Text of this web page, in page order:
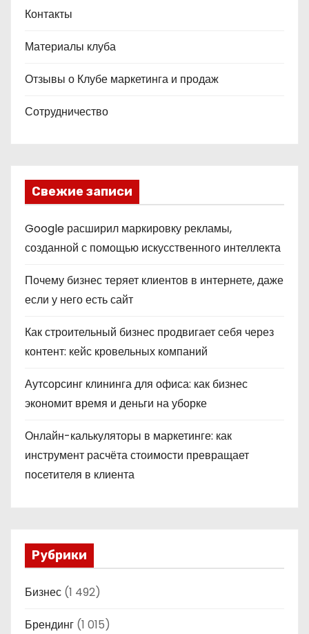
Контакты
Материалы клуба
Отзывы о Клубе маркетинга и продаж
Сотрудничество
Свежие записи
Google расширил маркировку рекламы,
созданной с помощью искусственного интеллекта
Почему бизнес теряет клиентов в интернете, даже
если у него есть сайт
Как строительный бизнес продвигает себя через
контент: кейс кровельных компаний
Аутсорсинг клининга для офиса: как бизнес
экономит время и деньги на уборке
Онлайн-калькуляторы в маркетинге: как
инструмент расчёта стоимости превращает
посетителя в клиента
Рубрики
Бизнес (1 492)
Брендинг (1 015)